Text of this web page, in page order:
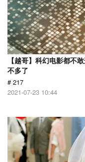
【越哥】科幻电影都不
不多了
# 217
2021-07-23 10:44